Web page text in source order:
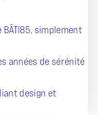
simplement
années de sérénité
design et